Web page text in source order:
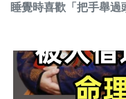
睡覺時喜歡「把手舉過